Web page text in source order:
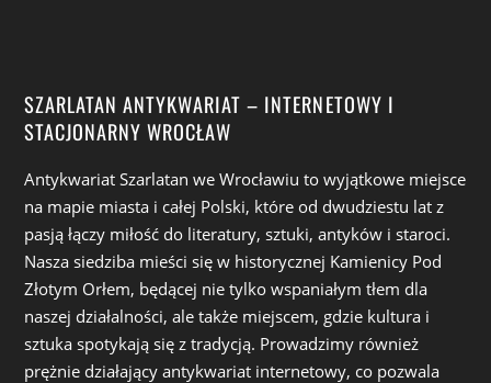
SZARLATAN ANTYKWARIAT – INTERNETOWY I
STACJONARNY WROCŁAW
Antykwariat Szarlatan we Wrocławiu to wyjątkowe miejsce
na mapie miasta i całej Polski, które od dwudziestu lat z
pasją łączy miłość do literatury, sztuki, antyków i staroci.
Nasza siedziba mieści się w historycznej Kamienicy Pod
Złotym Orłem, będącej nie tylko wspaniałym tłem dla
naszej działalności, ale także miejscem, gdzie kultura i
sztuka spotykają się z tradycją. Prowadzimy również
prężnie działający antykwariat internetowy, co pozwala